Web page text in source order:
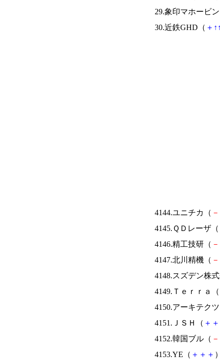
29.象印マホービ
30.近鉄GHD（ ＋ ↑
4144.ユニチカ（ －
4145.ＱＤレーザ（
4146.精工技研（ －
4147.北川精機（ －
4148.スズデン株
4149.Ｔｅｒｒａ（
4150.アーキテク
4151.ＪＳＨ（ ＋ ＋
4152.韓国ブル（ －
4153.YE（ ＋ ＋ ＋